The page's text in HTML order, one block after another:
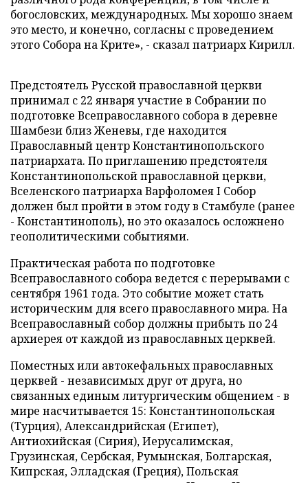
богословских, международных. Мы хорошо знаем
это место, и конечно, согласны с проведением
этого Собора на Крите», - сказал патриарх Кирилл.
Предстоятель Русской православной церкви
принимал с 22 января участие в Собрании по
подготовке Всеправославного собора в деревне
Шамбези близ Женевы, где находится
Православный центр Константинопольского
патриархата. По приглашению предстоятеля
Константинопольской православной церкви,
Вселенского патриарха Варфоломея I Собор
должен был пройти в этом году в Стамбуле (ранее
- Константинополь), но это оказалось осложнено
геополитическими событиями.
Практическая работа по подготовке
Всеправославного собора ведется с перерывами с
сентября 1961 года. Это событие может стать
историческим для всего православного мира. На
Всеправославный собор должны прибыть по 24
архиерея от каждой из православных церквей.
Поместных или автокефальных православных
церквей - независимых друг от друга, но
связанных единым литургическим общением - в
мире насчитывается 15: Константинопольская
(Турция), Александрийская (Египет),
Антиохийская (Сирия), Иерусалимская,
Грузинская, Сербская, Румынская, Болгарская,
Кипрская, Элладская (Греция), Польская